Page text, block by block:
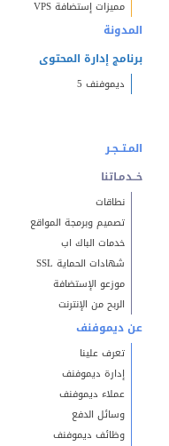
مميزات إستضافة VPS
المدونة
برنامج إدارة المحتوى
ديموفنف 5
المـتــجـر
خــدمـاتنا
نطاقات
تصميم وبرمجة المواقع
خدمات الباك اب
شهادات الحماية SSL
موزعو الإستضافة
الربح من الإنترنت
عن ديموفنف
تعرف علينا
إدارة ديموفنف
عملاء ديموفنف
وسائل الدفع
وظائف ديموفنف